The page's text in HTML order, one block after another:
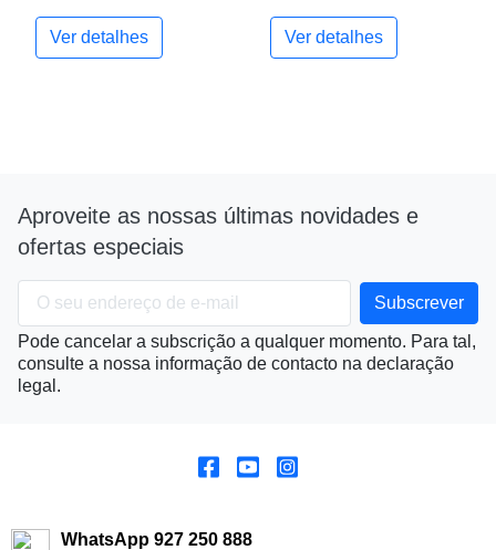
Ver detalhes Ver detalhes
Aproveite as nossas últimas novidades e
ofertas especiais
Pode cancelar a subscrição a qualquer momento. Para tal,
consulte a nossa informação de contacto na declaração
legal.
WhatsApp 927 250 888